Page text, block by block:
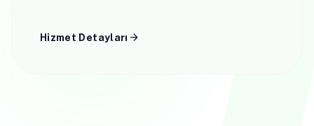
Hizmet Detayları arrow_forward